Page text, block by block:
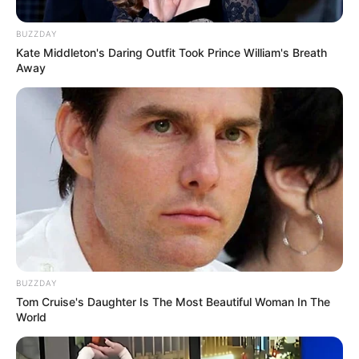
BUZZDAY
Kate Middleton's Daring Outfit Took Prince William's Breath
Away
BUZZDAY
Tom Cruise's Daughter Is The Most Beautiful Woman In The
World